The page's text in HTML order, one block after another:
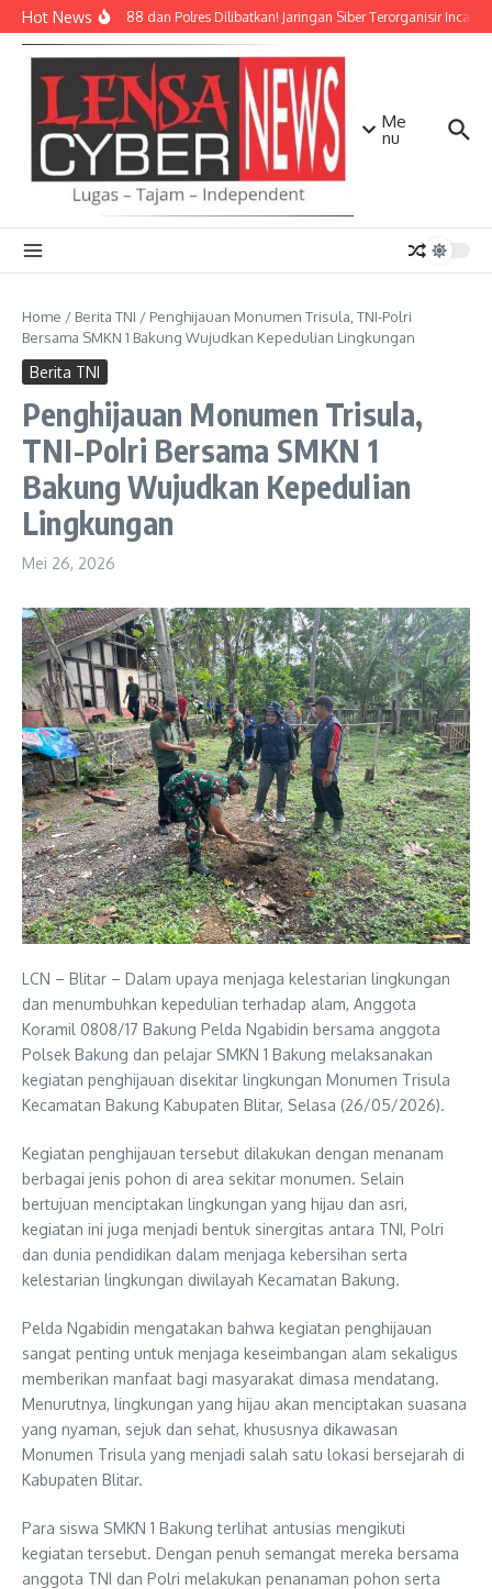
Lewati ke konten
Hot NewsDensus 88 dan Polres Dilibatkan! Jaringan Siber Terorganisir Incar
Me
nu
Home / Berita TNI / Penghijauan Monumen Trisula, TNI-Polri
Bersama SMKN 1 Bakung Wujudkan Kepedulian Lingkungan
Berita TNI
Penghijauan Monumen Trisula,
TNI-Polri Bersama SMKN 1
Bakung Wujudkan Kepedulian
Lingkungan
Mei 26, 2026
LCN – Blitar – Dalam upaya menjaga kelestarian lingkungan
dan menumbuhkan kepedulian terhadap alam, Anggota
Koramil 0808/17 Bakung Pelda Ngabidin bersama anggota
Polsek Bakung dan pelajar SMKN 1 Bakung melaksanakan
kegiatan penghijauan disekitar lingkungan Monumen Trisula
Kecamatan Bakung Kabupaten Blitar, Selasa (26/05/2026).
Kegiatan penghijauan tersebut dilakukan dengan menanam
berbagai jenis pohon di area sekitar monumen. Selain
bertujuan menciptakan lingkungan yang hijau dan asri,
kegiatan ini juga menjadi bentuk sinergitas antara TNI, Polri
dan dunia pendidikan dalam menjaga kebersihan serta
kelestarian lingkungan diwilayah Kecamatan Bakung.
Pelda Ngabidin mengatakan bahwa kegiatan penghijauan
sangat penting untuk menjaga keseimbangan alam sekaligus
memberikan manfaat bagi masyarakat dimasa mendatang.
Menurutnya, lingkungan yang hijau akan menciptakan suasana
yang nyaman, sejuk dan sehat, khususnya dikawasan
Monumen Trisula yang menjadi salah satu lokasi bersejarah di
Kabupaten Blitar.
Para siswa SMKN 1 Bakung terlihat antusias mengikuti
kegiatan tersebut. Dengan penuh semangat mereka bersama
anggota TNI dan Polri melakukan penanaman pohon serta